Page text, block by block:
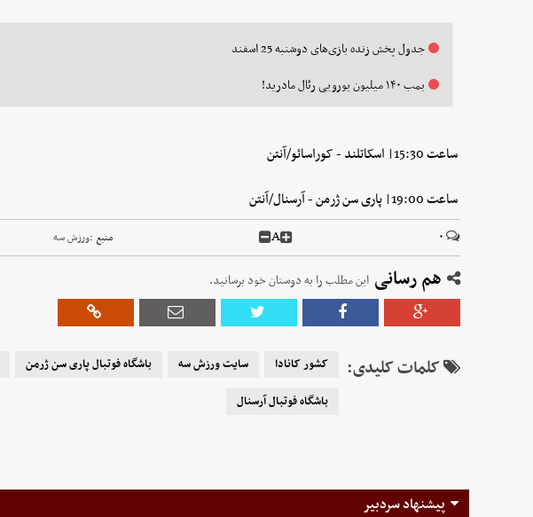
جدول پخش زنده بازی‌های دوشنبه 25 اسفند
بمب ۱۴۰ میلیون یورویی رئال مادرید!
ساعت 15:30| اسکاتلند - کوراسائو/آنتن
ساعت 19:00| پاری سن ژرمن - آرسنال/آنتن
۰ A منبع :ورزش سه
هم رسانی این مطلب را به دوستان خود برسانید.
کلمات کلیدی: کشور کانادا سایت ورزش سه باشگاه فوتبال پاری سن ژرمن
باشگاه فوتبال آرسنال
پیشنهاد سردبیر